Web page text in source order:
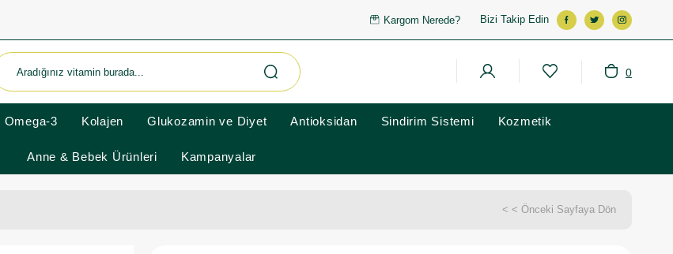
Kargom Nerede? Bizi Takip Edin
0
Omega-3 Kolajen Glukozamin ve Diyet Antioksidan Sindirim Sistemi Kozmetik
Anne & Bebek Ürünleri Kampanyalar
< < Önceki Sayfaya Dön